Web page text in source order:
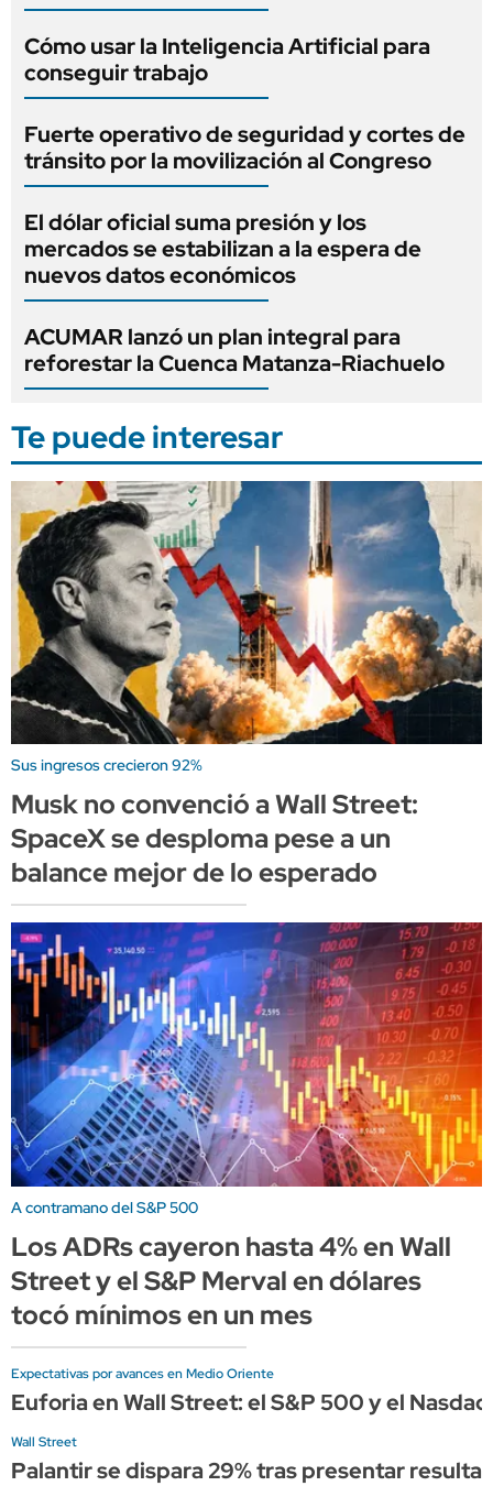
Cómo usar la Inteligencia Artificial para
conseguir trabajo
Fuerte operativo de seguridad y cortes de
tránsito por la movilización al Congreso
El dólar oficial suma presión y los
mercados se estabilizan a la espera de
nuevos datos económicos
ACUMAR lanzó un plan integral para
reforestar la Cuenca Matanza-Riachuelo
Te puede interesar
Sus ingresos crecieron 92%
Musk no convenció a Wall Street:
SpaceX se desploma pese a un
balance mejor de lo esperado
A contramano del S&P 500
Los ADRs cayeron hasta 4% en Wall
Street y el S&P Merval en dólares
tocó mínimos en un mes
Expectativas por avances en Medio Oriente
Euforia en Wall Street: el S&P 500 y el
Wall Street
Palantir se dispara 29% tras presentar